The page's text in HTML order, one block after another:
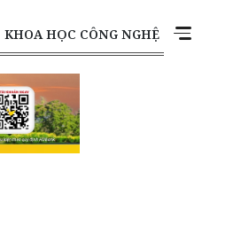
KHOA HỌC CÔNG NGHỆ